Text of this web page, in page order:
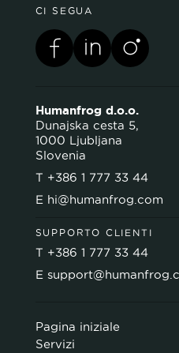
CI SEGUA
Humanfrog d.o.o.
Dunajska cesta 5,
1000 Ljubljana
Slovenia
T +386 1 777 33 44
E hi@humanfrog.com
SUPPORTO CLIENTI
T +386 1 777 33 44
E
Pagina iniziale
Servizi